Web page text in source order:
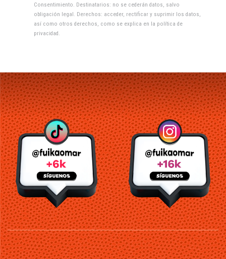
Consentimiento. Destinatarios: no se cederán datos, salvo
obligación legal. Derechos: acceder, rectificar y suprimir los datos,
así como otros derechos, como se explica en la política de
privacidad.